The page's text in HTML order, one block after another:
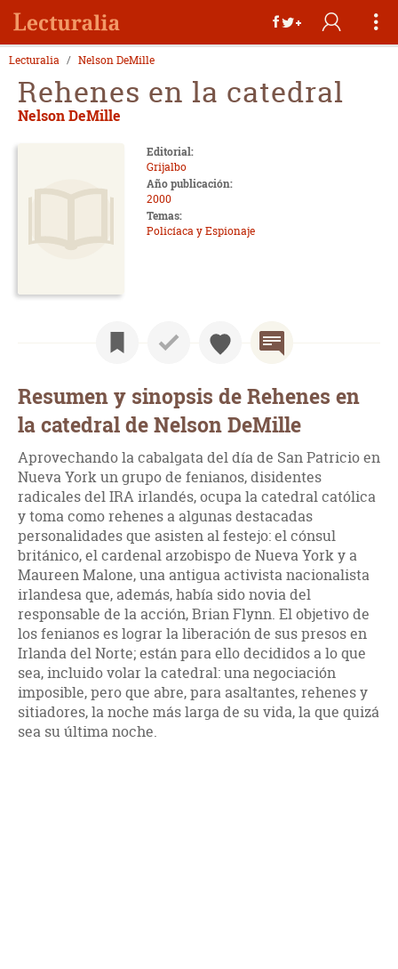
Lecturalia Nelson DeMille
Rehenes en la catedral
Nelson DeMille
Editorial:
Grijalbo
Año publicación:
2000
Temas:
Policíaca y Espionaje
Resumen y sinopsis de Rehenes en
la catedral de Nelson DeMille
Aprovechando la cabalgata del día de San Patricio en
Nueva York un grupo de fenianos, disidentes
radicales del IRA irlandés, ocupa la catedral católica
y toma como rehenes a algunas destacadas
personalidades que asisten al festejo: el cónsul
británico, el cardenal arzobispo de Nueva York y a
Maureen Malone, una antigua activista nacionalista
irlandesa que, además, había sido novia del
responsable de la acción, Brian Flynn. El objetivo de
los fenianos es lograr la liberación de sus presos en
Irlanda del Norte; están para ello decididos a lo que
sea, incluido volar la catedral: una negociación
imposible, pero que abre, para asaltantes, rehenes y
sitiadores, la noche más larga de su vida, la que quizá
sea su última noche.